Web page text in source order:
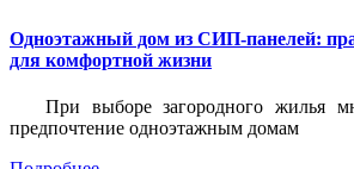
Одноэтажный дом из СИП-панелей:
для комфортной жизни
При выборе загородного жилья
предпочтение одноэтажным домам